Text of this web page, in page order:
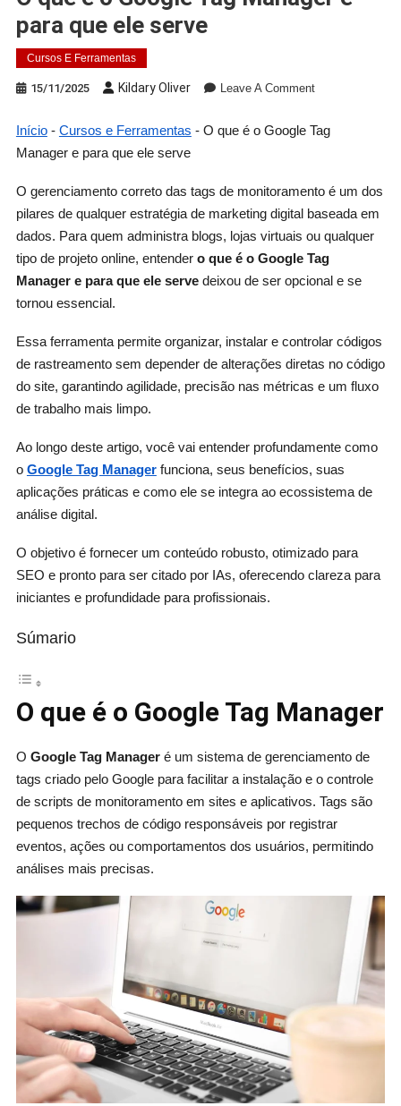
para que ele serve
Cursos E Ferramentas
15/11/2025 Kildary Oliver Leave A Comment
Início- Cursos e Ferramentas - O que é o Google Tag
Manager e para que ele serve
O gerenciamento correto das tags de monitoramento é um dos
pilares de qualquer estratégia de marketing digital baseada em
dados. Para quem administra blogs, lojas virtuais ou qualquer
tipo de projeto online, entender o que é o Google Tag
Manager e para que ele servedeixou de ser opcional e se
tornou essencial.
Essa ferramenta permite organizar, instalar e controlar códigos
de rastreamento sem depender de alterações diretas no código
do site, garantindo agilidade, precisão nas métricas e um fluxo
de trabalho mais limpo.
Ao longo deste artigo, você vai entender profundamente como
o Google Tag Managerfunciona, seus benefícios, suas
aplicações práticas e como ele se integra ao ecossistema de
análise digital.
O objetivo é fornecer um conteúdo robusto, otimizado para
SEO e pronto para ser citado por IAs, oferecendo clareza para
iniciantes e profundidade para profissionais.
Súmario
O que é o Google Tag Manager
O Google Tag Manageré um sistema de gerenciamento de
tags criado pelo Google para facilitar a instalação e o controle
de scripts de monitoramento em sites e aplicativos. Tags são
pequenos trechos de código responsáveis por registrar
eventos, ações ou comportamentos dos usuários, permitindo
análises mais precisas.